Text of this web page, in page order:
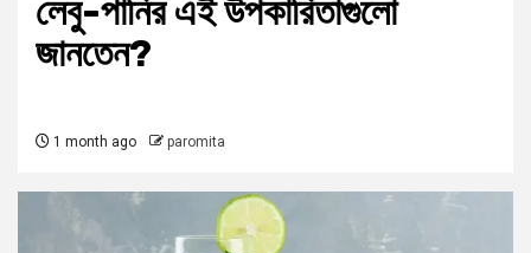
লেবু-পানির এই উপকারিতাগুলো
জানতেন?
1 month ago paromita